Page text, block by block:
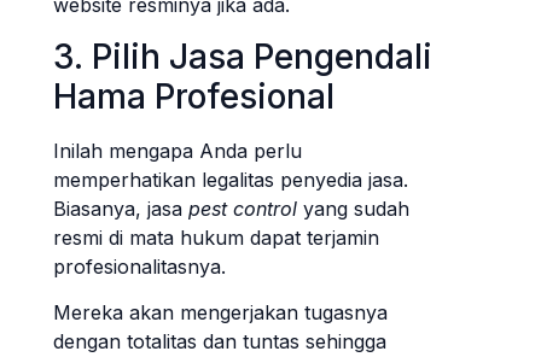
website resminya jika ada.
3. Pilih Jasa Pengendali
Hama Profesional
Inilah mengapa Anda perlu
memperhatikan legalitas penyedia jasa.
Biasanya, jasa pest control yang sudah
resmi di mata hukum dapat terjamin
profesionalitasnya.
Mereka akan mengerjakan tugasnya
dengan totalitas dan tuntas sehingga